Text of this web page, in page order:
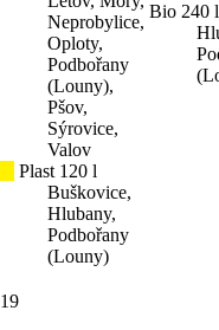
Neprobylice,
Oploty,
Podbořany
(Louny),
Pšov,
Sýrovice,
Valov
Plast 120 l
Buškovice,
Hlubany,
Podbořany
(Louny)
Bio 240 l
19